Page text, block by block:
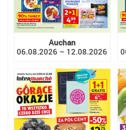
Auchan
06.08.2026 – 12.08.2026